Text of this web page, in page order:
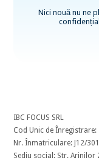
Nici nouă nu ne
IBC FOCUS SRL
Cod Unic de Înregistrare:
Nr. Înmatriculare: J12/
Sediu social: Str. Arinilor